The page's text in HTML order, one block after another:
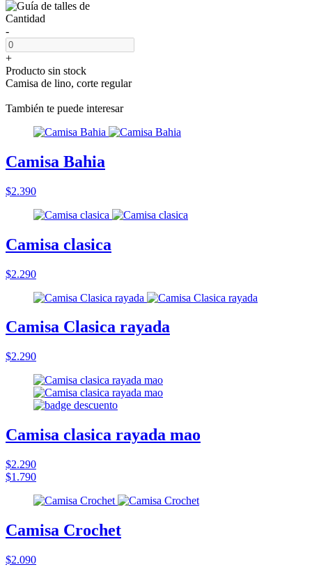
Cantidad
-
+
Producto sin stock
Camisa de lino, corte regular
También te puede interesar
Camisa Bahia
$2.390
Camisa clasica
$2.290
Camisa Clasica rayada
$2.290
Camisa clasica rayada mao
$2.290
$1.790
Camisa Crochet
$2.090